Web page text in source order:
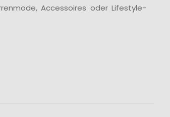
Accessoires oder Lifestyle-